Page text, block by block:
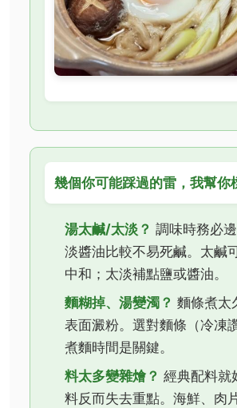
幾個你可能踩過的雷，我幫你
湯太鹹/太淡？ 調味時務必
淡醬油比較不易死鹹。太鹹
中和；太淡補點鹽或醬油。
麵糊掉、湯變濁？ 麵條煮太
表面澱粉。選對麵條（冷凍
煮麵時間是關鍵。
料太多變雜燴？ 經典配料就
料反而失去重點。海鮮、肉